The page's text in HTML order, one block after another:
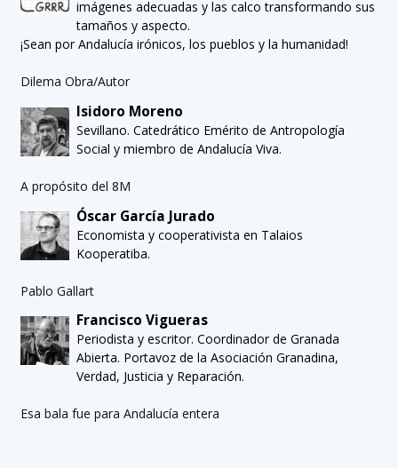
imágenes adecuadas y las calco transformando sus
tamaños y aspecto.
¡Sean por Andalucía irónicos, los pueblos y la humanidad!
Dilema Obra/Autor
Isidoro Moreno
Sevillano. Catedrático Emérito de Antropología
Social y miembro de Andalucía Viva.
A propósito del 8M
Óscar García Jurado
Economista y cooperativista en Talaios
Kooperatiba.
Pablo Gallart
Francisco Vigueras
Periodista y escritor. Coordinador de Granada
Abierta. Portavoz de la Asociación Granadina,
Verdad, Justicia y Reparación.
Esa bala fue para Andalucía entera